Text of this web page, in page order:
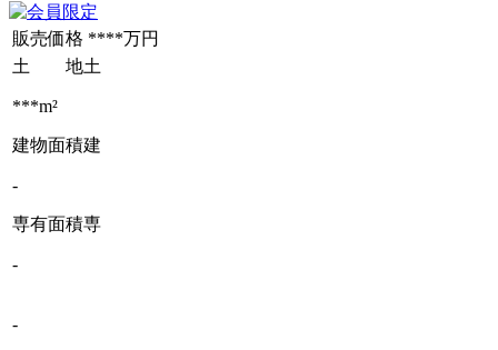
販売価格 ****万円
土 地土
***m²
建物面積建
-
専有面積専
-
-